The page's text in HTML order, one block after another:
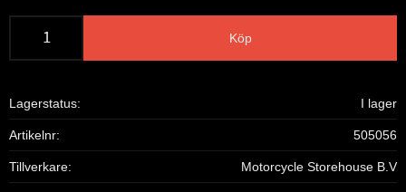
Köp
Lagerstatus I lager
Artikelnr 505056
Tillverkare Motorcycle Storehouse B.V